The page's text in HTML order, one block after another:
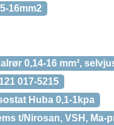
16mm2
0,14-16 mm²,
017-5215
Huba 0,1-1kpa
t/Nirosan, VSH,